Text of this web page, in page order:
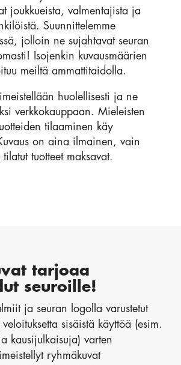
joukkueista, valmentajista ja
Suunnittelemme
jolloin ne sujahtavat seuran
Isojenkin kuvausmäärien
meiltä ammattitaidolla.
huolellisesti ja ne
verkkokauppaan. Mieleisten
tilaaminen käy
on aina ilmainen, vain
tuotteet maksavat.
tarjoaa
seuroille!
ja seuran logolla varustetut
veloituksetta sisäistä käyttöä (esim.
kausijulkaisuja) varten
ryhmäkuvat